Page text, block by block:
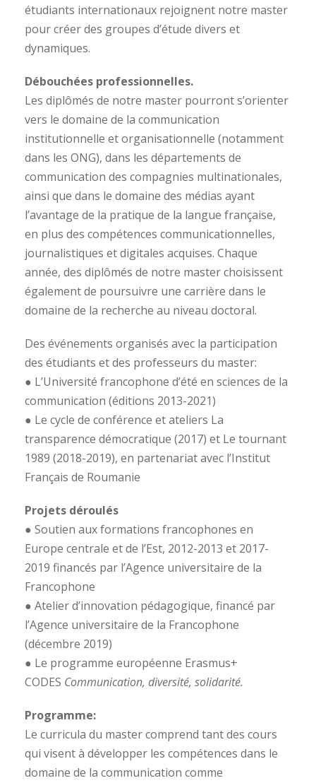
étudiants internationaux rejoignent notre master
pour créer des groupes d’étude divers et
dynamiques.
Débouchées professionnelles.
Les diplômés de notre master pourront s’orienter
vers le domaine de la communication
institutionnelle et organisationnelle (notamment
dans les ONG), dans les départements de
communication des compagnies multinationales,
ainsi que dans le domaine des médias ayant
l’avantage de la pratique de la langue française,
en plus des compétences communicationnelles,
journalistiques et digitales acquises. Chaque
année, des diplômés de notre master choisissent
également de poursuivre une carrière dans le
domaine de la recherche au niveau doctoral.
Des événements organisés avec la participation
des étudiants et des professeurs du master:
● L’Université francophone d’été en sciences de la
communication (éditions 2013-2021)
● Le cycle de conférence et ateliers La
transparence démocratique (2017) et Le tournant
1989 (2018-2019), en partenariat avec l’Institut
Français de Roumanie
Projets déroulés
● Soutien aux formations francophones en
Europe centrale et de l’Est, 2012-2013 et 2017-
2019 financés par l’Agence universitaire de la
Francophone
● Atelier d’innovation pédagogique, financé par
l’Agence universitaire de la Francophone
(décembre 2019)
● Le programme européenne Erasmus+
CODES Communication, diversité, solidarité.
Programme:
Le curricula du master comprend tant des cours
qui visent à développer les compétences dans le
domaine de la communication comme